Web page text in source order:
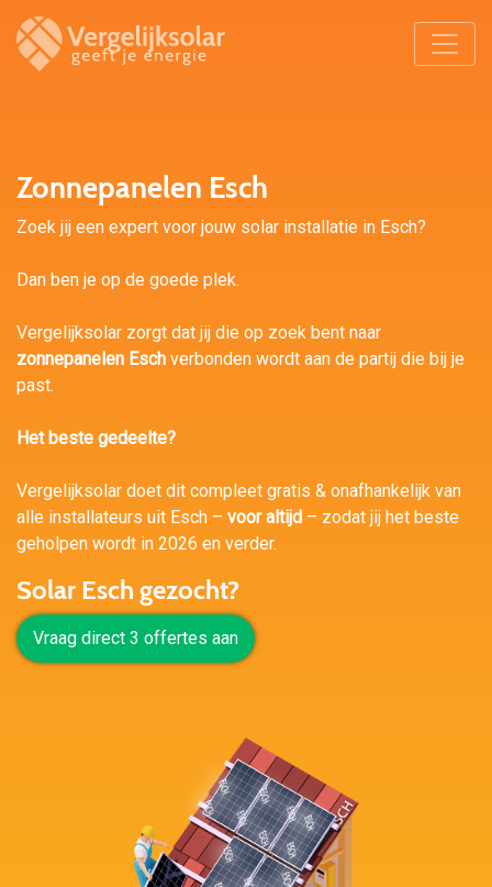
Zonnepanelen Esch
Zoek jij een expert voor jouw solar installatie in Esch?
Dan ben je op de goede plek.
Vergelijksolar zorgt dat jij die op zoek bent naar
zonnepanelen Esch verbonden wordt aan de partij die bij je
past.
Het beste gedeelte?
Vergelijksolar doet dit compleet gratis & onafhankelijk van
alle installateurs uit Esch – voor altijd – zodat jij het beste
geholpen wordt in 2026 en verder.
Solar Esch gezocht?
Vraag direct 3 offertes aan